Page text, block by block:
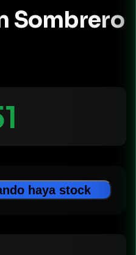
Sombrero
haya stock